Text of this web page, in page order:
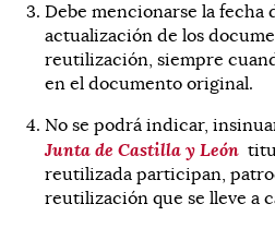
Debe mencionarse la fecha
actualización de los
reutilización, siempre
en el documento original.
No se podrá indicar,
Junta de Castilla y León
reutilizada participan,
reutilización que se lleve a